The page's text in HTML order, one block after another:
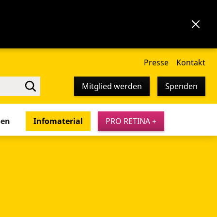
Presse Kontakt
Mitglied werden Spenden
Infomaterial PRO RETINA +